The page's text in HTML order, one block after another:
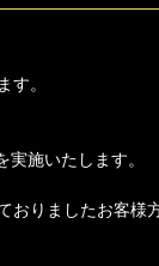
。
施いたします。
おりましたお客様